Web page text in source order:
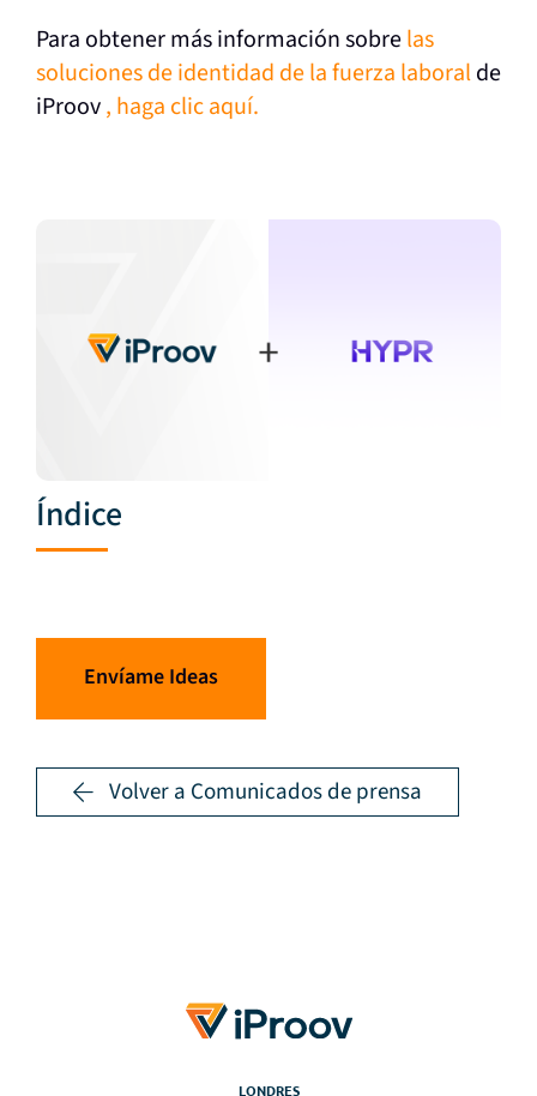
Para obtener más información sobrelas
soluciones de identidad de la fuerza laboralde
iProov, haga clicaquí.
Índice
Envíame Ideas
Volver a Comunicados de prensa
LONDRES